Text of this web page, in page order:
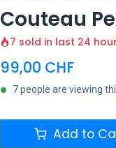
Couteau
7 sold in last 24
99,00 CHF
7 people are viewing
Add to